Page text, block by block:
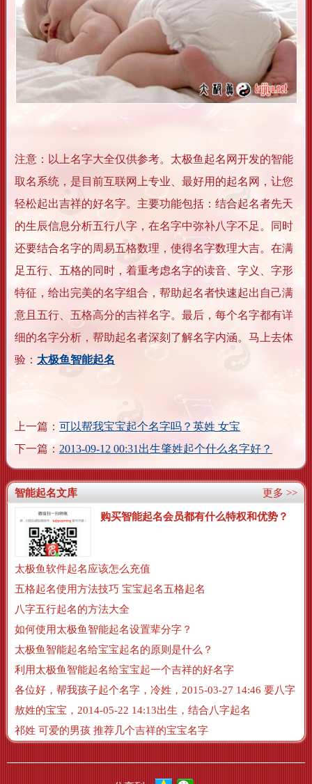
注意：以上名字大全仅供参考。太极鱼起名网开发的智能
取名系统，是目前互联网上专业、最好用的起名网，让您
轻松起出吉祥的好名字。主要功能包括：结合起名者先天
的生辰信息分析五行八字，在名字中弥补八字不足。同时
还要结合名字的周易五格数理，使得名字数理大吉。在满
足五行、五格的同时，着重考虑名字的读音、字义、字形
特征，给出完美的名字组合，帮助起名者快速起出自己满
意且五行、五格高分的吉祥名字。最后，每个名字都有详
细的名字分析，帮助起名者深刻了解名字内涵。马上去体
验： 太极鱼智能起名
上一篇： 可以帮我宝宝起个名字吗？英姓 女宝
下一篇： 2013-09-12 00:31出生肇姓起个什么名字好？
更多 >>
智能起名文库
购买智能起名会员都有什么特权和优势？
太极鱼软件起名应该怎么充值
五格起名使用方法技巧 宝宝起名五格起名
八字五行起名的方法大全
如何使用太极鱼智能起名设置辈分字？
太极鱼智能起名给宝宝起名的原则是什么？
利用太极鱼智能起名给宝宝起一个吉祥的好名字
各位好，帮我孩子起个名字，冷姓，2015-03-27 14:46 要八字
敖姓的宝宝，2014-05-22 14:13出生，结合八字起名
祁姓 可爱的男孩 推荐几个吉祥的宝宝名字